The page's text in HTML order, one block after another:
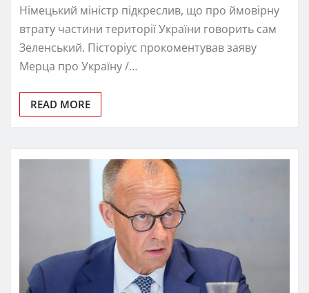
Німецький міністр підкреслив, що про ймовірну
втрату частини території України говорить сам
Зеленський. Пісторіус прокоментував заяву
Мерца про Україну /…
READ MORE